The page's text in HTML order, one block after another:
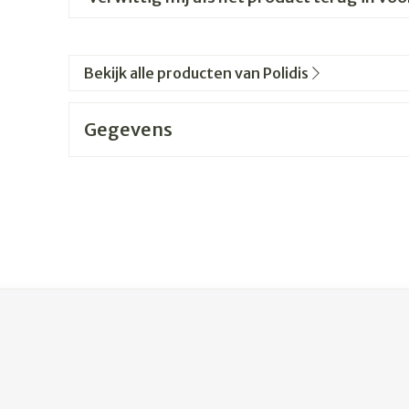
Bekijk alle producten van Polidis
Gegevens